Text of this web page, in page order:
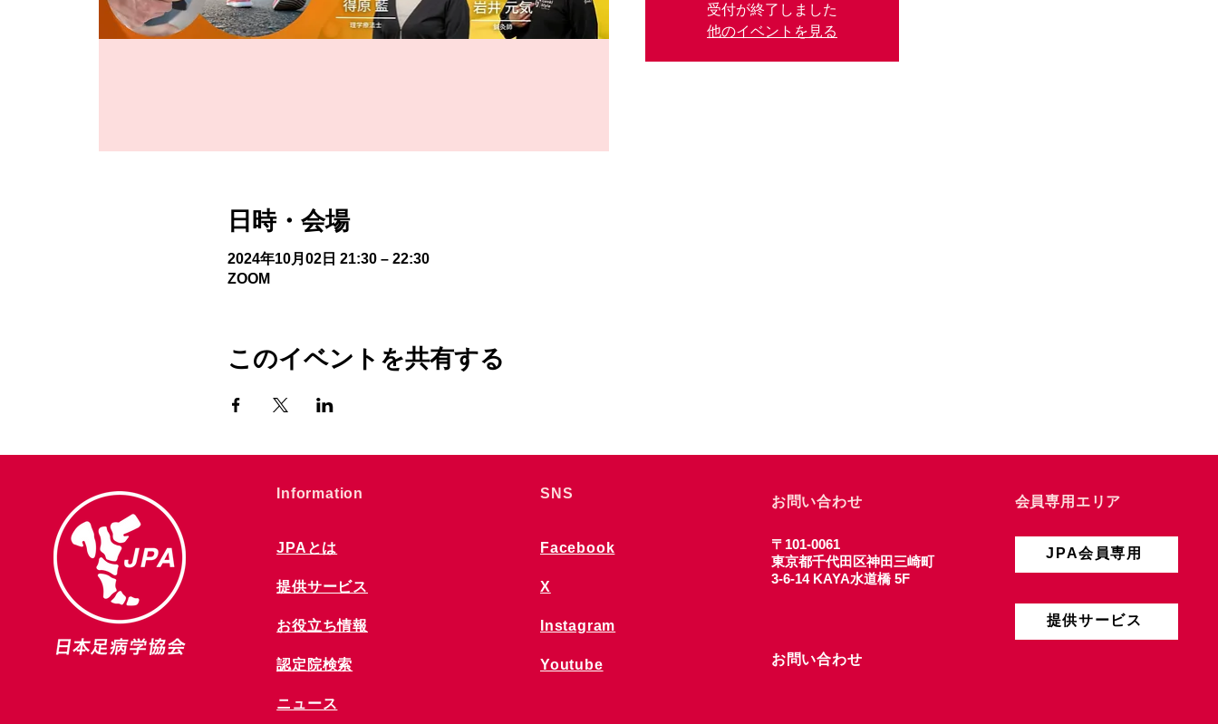
受付が終了しました
他のイベントを見る
日時・会場
2024年10月02日 21:30 – 22:30
ZOOM
このイベントを共有する
​Information
JPAとは
提供サービス
お役立ち情報
​認定院検索
ニュース
SNS
Facebook
X
Instagram
Youtube
お問い合わせ
〒101-0061
東京都千代田区神田三崎町
3-6-14 KAYA水道橋 5F
お問い合わせ
会員専用エリア
JPA会員専用
提供サービス